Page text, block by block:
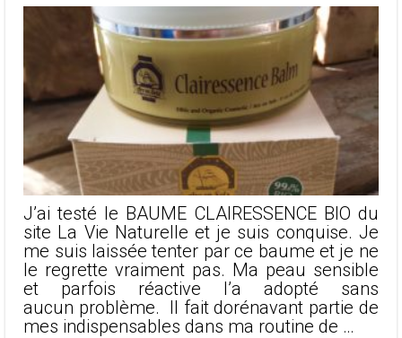
J’ai testé le BAUME CLAIRESSENCE BIO du
site La Vie Naturelle et je suis conquise. Je
me suis laissée tenter par ce baume et je ne
le regrette vraiment pas. Ma peau sensible
et parfois réactive l’a adopté sans
aucun problème. Il fait dorénavant partie de
mes indispensables dans ma routine de …